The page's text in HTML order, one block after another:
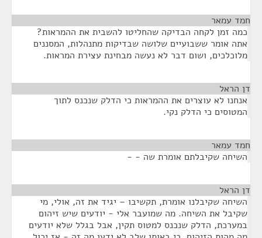
חמד עמאר
כמה זמן לקחה הבדיקה שהחליטו להשבית את ההמראות?
אתה אומר ששבועיים שלושה שבדיקות מתנהלות, המסננים
מלוכלכים, ושום דבר לא נעשה מבחינת עצירת המראות.
דן הראל
אנחנו לא עוצרים את ההמראות כי הדלק שנכנס לתוך
המטוסים כי הדלק נקי.
חמד עמאר
השיחה שקיבלתם אומרת שה - -
דן הראל
השיחה שקיבלנו אומרת, תקשיבו – יגיד את זה, אולי, מי
שקיבל את השיחה. מה שמועבר אלי - יודעים שיש זיהום
במערכת, הדלק שנכנס למטוס תקין, אבל בגלל שלא יודעים